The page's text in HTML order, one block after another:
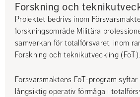
Forskning och
Projektet bedrivs inom
forskningsområde Militära
samverkan för totalförsvaret, inom
Forskning och teknikutveckling (FoT).
Försvarsmaktens FoT-program
långsiktig operativ förmåga i